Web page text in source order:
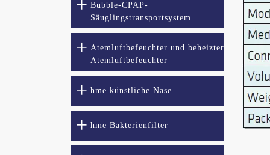
Bubble-CPAP-
Säuglingstransportsystem
Atemluftbefeuchter und beheizter
Atemluftbefeuchter
hme künstliche Nase
hme Bakterienfilter